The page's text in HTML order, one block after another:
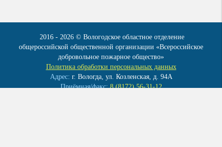
2016 - 2026 © Вологодское областное отделение
общероссийской общественной организации «Всероссийское
добровольное пожарное общество»
Политика обработки персональных данных
Адрес: г. Вологда, ул. Козленская, д. 94А
Приёмная/факс:8 (8172) 56-31-12